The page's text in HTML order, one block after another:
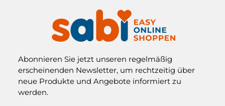
Abonnieren Sie jetzt unseren regelmäßig
erscheinenden Newsletter, um rechtzeitig über
neue Produkte und Angebote informiert zu
werden.